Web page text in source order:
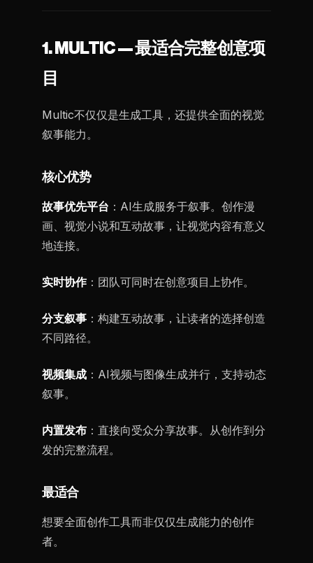
1. MULTIC — 最适合完整创意项
目
Multic不仅仅是生成工具，还提供全面的视觉
叙事能力。
核心优势
故事优先平台 ：AI生成服务于叙事。创作漫
画、视觉小说和互动故事，让视觉内容有意义
地连接。
实时协作：团队可同时在创意项目上协作。
分支叙事 ：构建互动故事，让读者的选择创造
不同路径。
视频集成 ：AI视频与图像生成并行，支持动态
叙事。
内置发布 ：直接向受众分享故事。从创作到分
发的完整流程。
最适合
想要全面创作工具而非仅仅生成能力的创作
者。